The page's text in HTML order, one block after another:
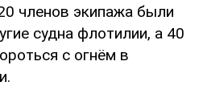
членов экипажа были
судна флотилии, а 40
с огнём в